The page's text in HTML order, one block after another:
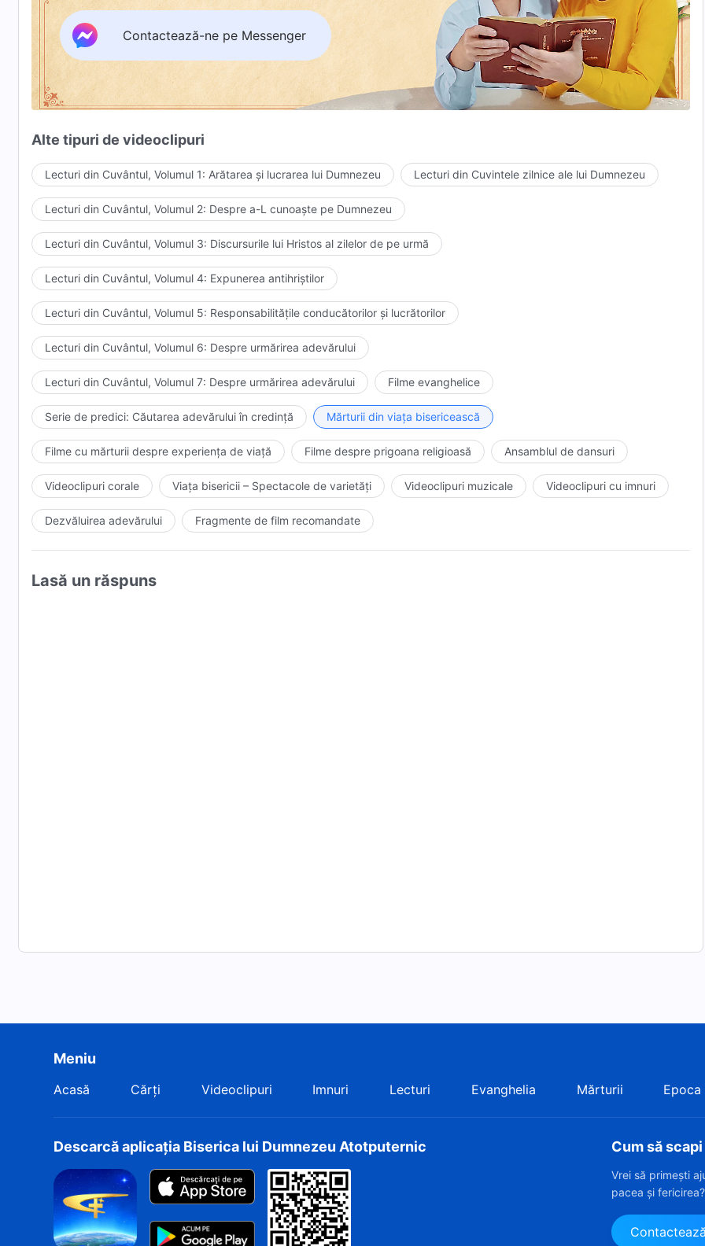
Contactează-ne pe Messenger
Alte tipuri de videoclipuri
Lecturi din Cuvântul, Volumul 1: Arătarea și lucrarea lui Dumnezeu Lecturi din Cuvintele zilnice ale lui Dumnezeu
Lecturi din Cuvântul, Volumul 2: Despre a-L cunoaște pe Dumnezeu
Lecturi din Cuvântul, Volumul 3: Discursurile lui Hristos al zilelor de pe urmă
Lecturi din Cuvântul, Volumul 4: Expunerea antihriștilor
Lecturi din Cuvântul, Volumul 5: Responsabilitățile conducătorilor și lucrătorilor
Lecturi din Cuvântul, Volumul 6: Despre urmărirea adevărului
Lecturi din Cuvântul, Volumul 7: Despre urmărirea adevărului Filme evanghelice
Serie de predici: Căutarea adevărului în credință Mărturii din viața bisericească
Filme cu mărturii despre experiența de viață Filme despre prigoana religioasă Ansamblul de dansuri
Videoclipuri corale Viața bisericii – Spectacole de varietăți Videoclipuri muzicale Videoclipuri cu imnuri
Dezvăluirea adevărului Fragmente de film recomandate
Lasă un răspuns
Meniu
Acasă Cărți Videoclipuri Imnuri Lecturi Evanghelia Mărturii Epoca
Descarcă aplicația Biserica lui Dumnezeu Atotputernic Cum să
Vrei să primești
pacea și fericirea?